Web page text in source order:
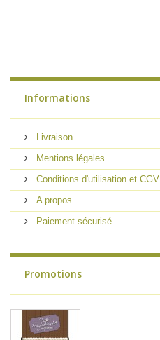
Informations
Livraison
Mentions légales
Conditions d'utilisation et CGV
A propos
Paiement sécurisé
Promotions